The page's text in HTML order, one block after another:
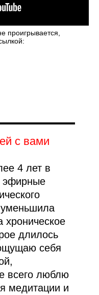
проигрывается,
с вами
4 лет в
эфирные
хроническое
длилось
себя
всего люблю
медитации и